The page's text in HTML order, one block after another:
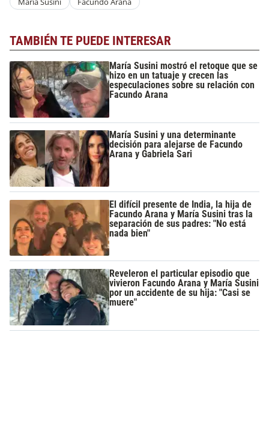
TAMBIÉN TE PUEDE INTERESAR
María Susini mostró el retoque que se
hizo en un tatuaje y crecen las
especulaciones sobre su relación con
Facundo Arana
María Susini y una determinante
decisión para alejarse de Facundo
Arana y Gabriela Sari
El difícil presente de India, la hija de
Facundo Arana y María Susini tras la
separación de sus padres: "No está
nada bien"
Reveleron el particular episodio que
vivieron Facundo Arana y María Susini
por un accidente de su hija: "Casi se
muere"